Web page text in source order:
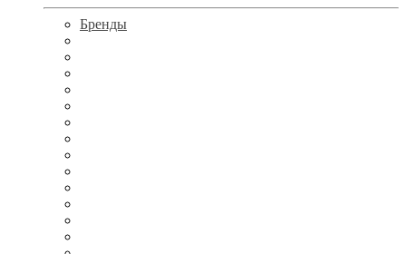
Бренды